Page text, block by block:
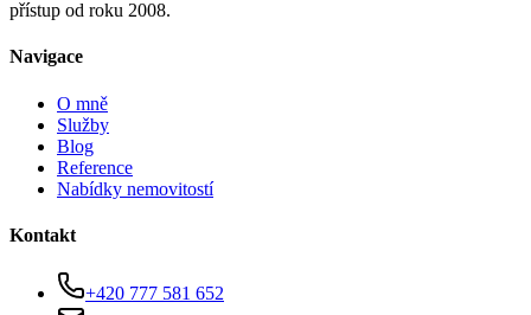
přístup od roku 2008.
Navigace
O mně
Služby
Blog
Reference
Nabídky nemovitostí
Kontakt
+420 777 581 652